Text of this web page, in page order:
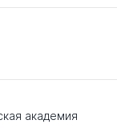
академия